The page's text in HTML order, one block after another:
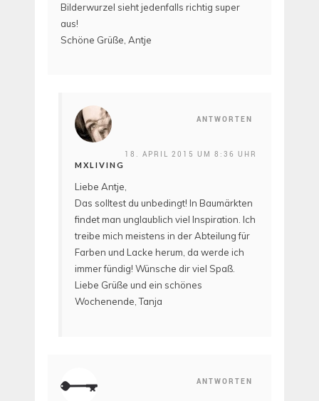
Bilderwurzel sieht jedenfalls richtig super
aus!
Schöne Grüße, Antje
ANTWORTEN
MXLIVING
18. APRIL 2015 UM 8:36 UHR
Liebe Antje,
Das solltest du unbedingt! In Baumärkten
findet man unglaublich viel Inspiration. Ich
treibe mich meistens in der Abteilung für
Farben und Lacke herum, da werde ich
immer fündig! Wünsche dir viel Spaß.
Liebe Grüße und ein schönes
Wochenende, Tanja
ANTWORTEN